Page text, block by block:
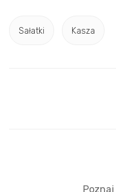
Sałatki Kasza